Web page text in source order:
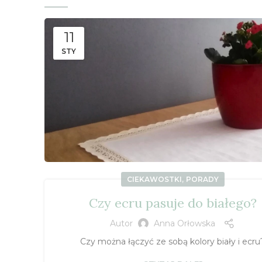
11
STY
CIEKAWOSTKI, PORADY
Czy ecru pasuje do białego?
Autor
Anna Orłowska
Czy można łączyć ze sobą kolory biały i